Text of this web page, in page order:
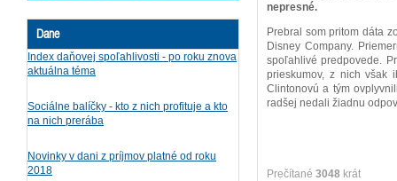
Dane
Index daňovej spoľahlivosti - po roku znova
aktuálna téma
Sociálne balíčky - kto z nich profituje a kto
na nich prerába
Novinky v dani z príjmov platné od roku
2018
nepresné.
Prebral som pritom dáta
Disney Company.
spoľahlivé predpovede.
prieskumov, z nich však
Clintonovú a tým
radšej nedali žiadnu
Prečítané 3048 krát